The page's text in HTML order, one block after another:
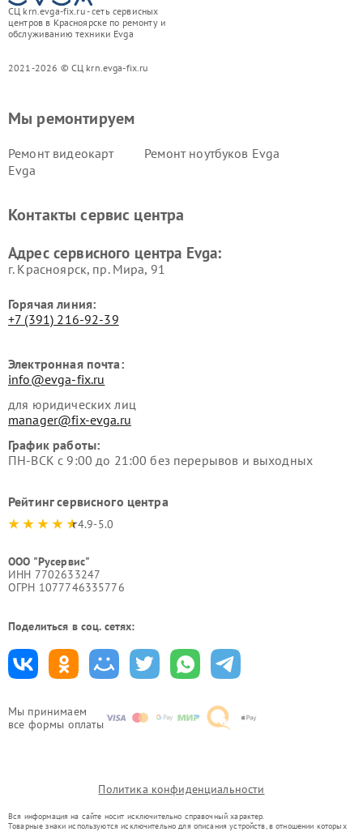
СЦ krn.evga-fix.ru - сеть сервисных
центров в Красноярске по ремонту и
обслуживанию техники Evga
2021-2026 © СЦ krn.evga-fix.ru
Мы принимаем
все формы оплаты
Мы ремонтируем
Ремонт видеокарт
Evga
Ремонт ноутбуков Evga
Контакты сервис центра
Адрес сервисного центра Evga:
г. Красноярск, ​пр. Мира, 91
Горячая линия:
+7 (391) 216-92-39
Электронная почта:
info@evga-fix.ru
для юридических лиц
manager@fix-evga.ru
График работы:
ПН-ВСК с 9:00 до 21:00 без перерывов и выходных
Рейтинг сервисного центра
4.9-5.0
ООО "Русервис"
ИНН 7702633247
ОГРН 1077746335776
Поделиться в соц. сетях:
Политика конфиденциальности
Вся информация на сайте носит исключительно справочный характер.
Товарные знаки используются исключительно для описания устройств, в отношении которых